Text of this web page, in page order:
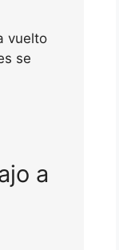
vuelto
se
a